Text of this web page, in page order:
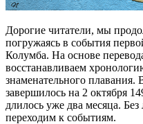
Дорогие читатели, мы
погружаясь в события
Колумба. На основе
восстанавливаем
знаменательного
завершилось на 2 октября
длилось уже два месяца.
переходим к событиям.